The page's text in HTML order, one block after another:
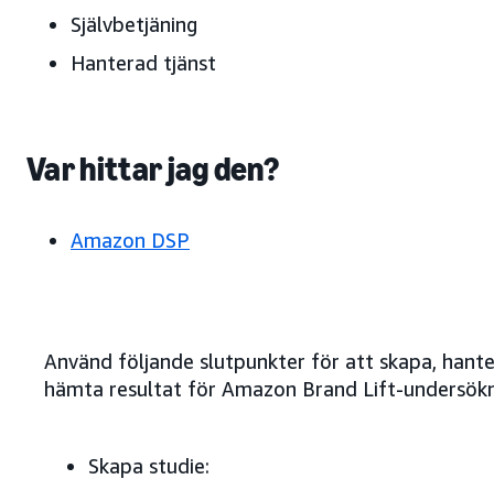
Självbetjäning
Hanterad tjänst
Var hittar jag den?
Amazon DSP
Använd följande slutpunkter för att skapa,
hämta resultat för Amazon Brand Lift-
Skapa studie: